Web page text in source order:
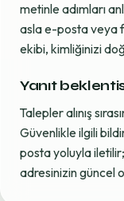
metinle adımları
asla e-posta veya
ekibi, kimliğinizi
Yanıt
Talepler alınış
Güvenlikle ilgili
posta yoluyla
adresinizin güncel